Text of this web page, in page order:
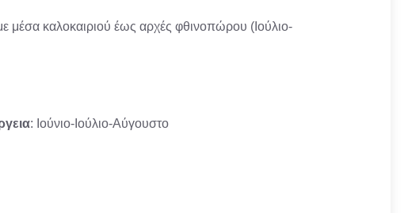
καλοκαιριού έως αρχές φθινοπώρου (Ιούλιο-
: Ιούνιο-Ιούλιο-Αύγουστο